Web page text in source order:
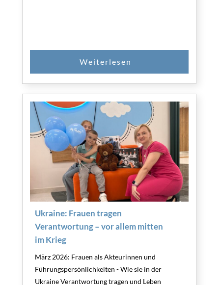
Ukraine: Frauen tragen
Verantwortung – vor allem mitten
im Krieg
März 2026: Frauen als Akteurinnen und
Führungspersönlichkeiten - Wie sie in der
Ukraine Verantwortung tragen und Leben